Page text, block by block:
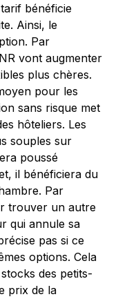
bénéficie
Ainsi, le
Par
vont augmenter
plus chères.
pour les
sans risque met
hôteliers. Les
souples sur
poussé
il bénéficiera du
Par
trouver un autre
qui annule sa
pas si ce
options. Cela
des petits-
prix de la